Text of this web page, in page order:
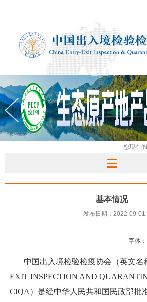
您现在
基本情况
发布日期：2022-09-01
字体：
中国出入境检验检疫协会（英文名
EXIT INSPECTION AND
CIQA ）是经中华人民共和国民政部批